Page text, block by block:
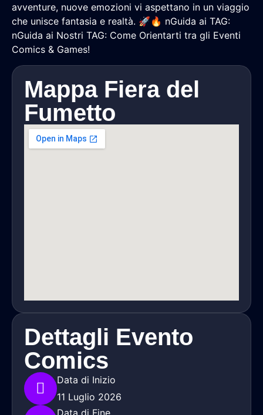
avventure, nuove emozioni vi aspettano in un viaggio
che unisce fantasia e realtà. 🚀🔥 nGuida ai TAG:
nGuida ai Nostri TAG: Come Orientarti tra gli Eventi
Comics & Games!
Mappa Fiera del
Fumetto
Dettagli Evento
Comics
Data di Inizio
11 Luglio 2026